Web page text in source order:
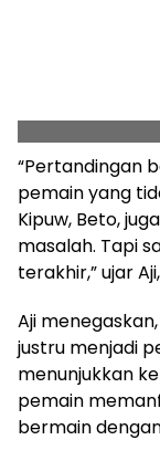
“Pertandingan
pemain yang
Kipuw, Beto,
masalah. Tapi
terakhir,” ujar
Aji
justru menjadi
menunjukkan
pemain
bermain